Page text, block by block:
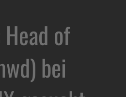
Head of
bei